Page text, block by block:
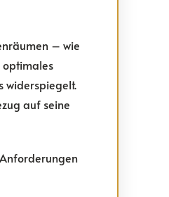
– wie
optimales
widerspiegelt.
auf seine